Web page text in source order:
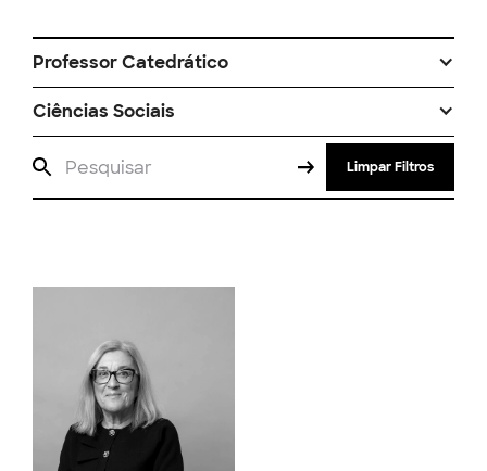
Professor Catedrático
Ciências Sociais
Limpar Filtros